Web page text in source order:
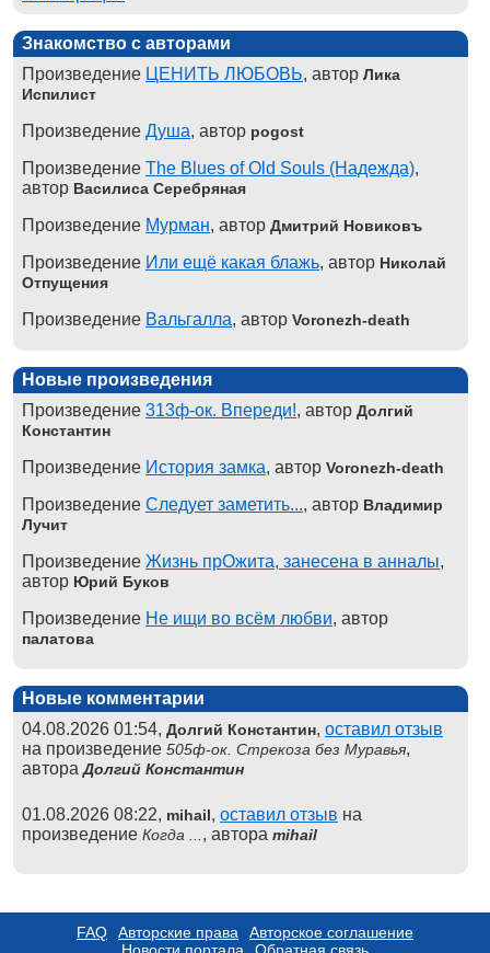
Знакомство с авторами
Произведение ЦЕНИТЬ ЛЮБОВЬ, автор Лика
Испилист
Произведение Душа, автор pogost
Произведение The Blues of Old Souls (Надежда),
автор Василиса Серебряная
Произведение Мурман, автор Дмитрий Новиковъ
Произведение Или ещё какая блажь, автор Николай
Отпущения
Произведение Вальгалла, автор Voronezh-death
Новые произведения
Произведение 313ф-ок. Впереди!, автор Долгий
Константин
Произведение История замка, автор Voronezh-death
Произведение Следует заметить..., автор Владимир
Лучит
Произведение Жизнь прОжита, занесена в анналы,
автор Юрий Буков
Произведение Не ищи во всём любви, автор
палатова
Новые комментарии
04.08.2026 01:54, Долгий Константин, оставил отзыв
на произведение 505ф-ок. Стрекоза без Муравья,
автораДолгий Константин
01.08.2026 08:22, mihail, оставил отзыв на
произведение Когда ... , автора mihail
FAQ Авторские права
Авторское соглашение
Новости портала
Обратная связь